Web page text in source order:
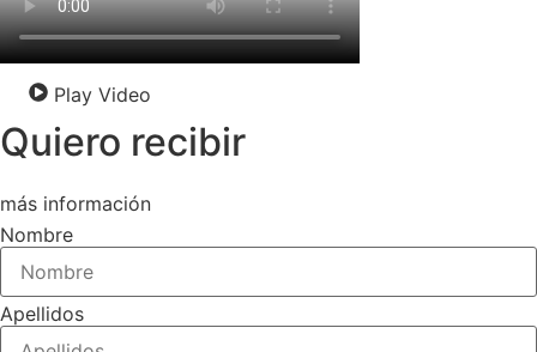
Play Video
Quiero recibir
más información
Nombre
Apellidos